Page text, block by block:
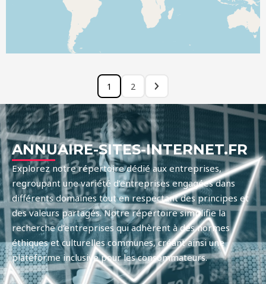
1 2
ANNUAIRE-SITES-INTERNET.FR
Explorez notre répertoire dédié aux entreprises,
regroupant une variété d’entreprises engagées dans
différents domaines tout en respectant des principes et
des valeurs partagés. Notre répertoire simplifie la
recherche d’entreprises qui adhèrent à des normes
éthiques et culturelles communes, créant ainsi une
plateforme inclusive pour les consommateurs.